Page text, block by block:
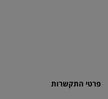
פרטי התקשרות